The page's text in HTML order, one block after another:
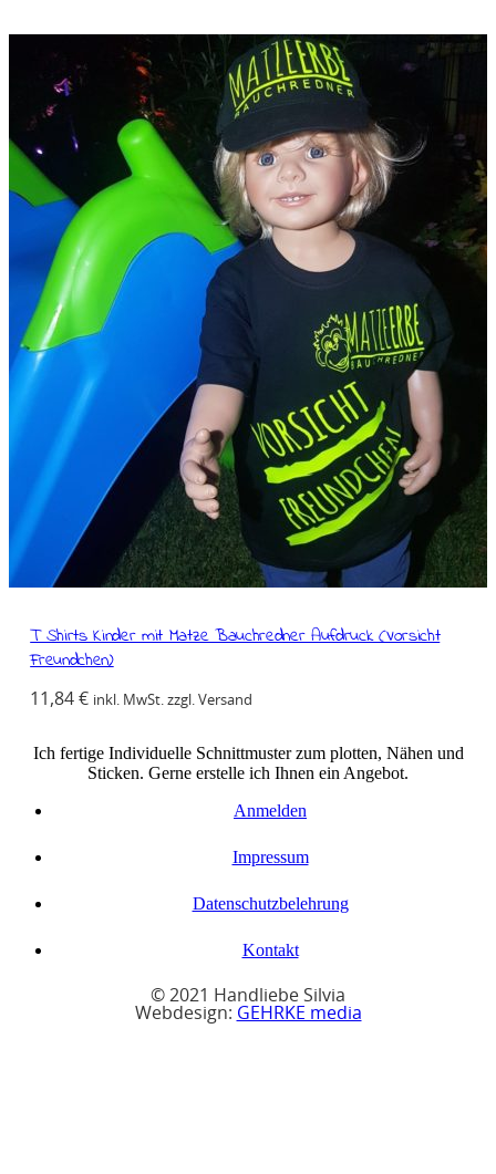
T Shirts Kinder mit Matze Bauchredner Aufdruck (Vorsicht
Freundchen)
11,84€ inkl. MwSt. zzgl. Versand
Ich fertige Individuelle Schnittmuster zum plotten, Nähen und
Sticken. Gerne erstelle ich Ihnen ein Angebot.
Anmelden
Impressum
Datenschutzbelehrung
Kontakt
© 2021 Handliebe Silvia
Webdesign: GEHRKE media